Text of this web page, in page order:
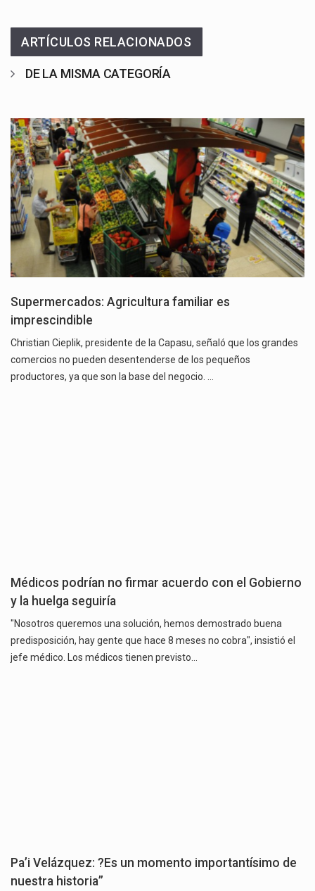
ARTÍCULOS RELACIONADOS
DE LA MISMA CATEGORÍA
Supermercados: Agricultura familiar es
imprescindible
Christian Cieplik, presidente de la Capasu, señaló que los grandes
comercios no pueden desentenderse de los pequeños
productores, ya que son la base del negocio. …
Médicos podrían no firmar acuerdo con el Gobierno
y la huelga seguiría
"Nosotros queremos una solución, hemos demostrado buena
predisposición, hay gente que hace 8 meses no cobra", insistió el
jefe médico. Los médicos tienen previsto…
Pa’i Velázquez: ?Es un momento importantísimo de
nuestra historia”